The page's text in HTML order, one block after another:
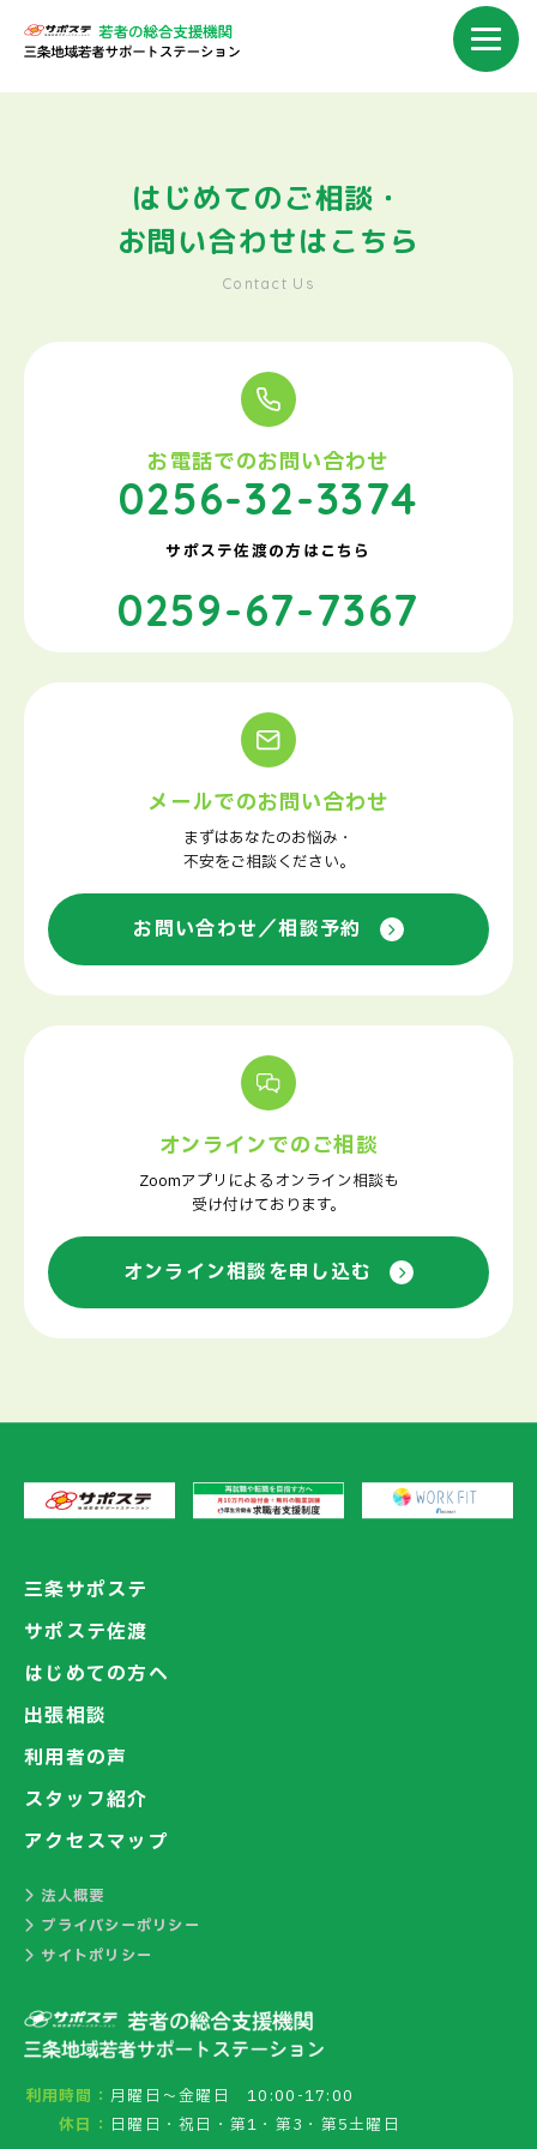
はじめてのご相談・
お問い合わせはこちら
Contact Us
お電話でのお問い合わせ
0256-32-3374
サポステ佐渡の方はこちら
0259-67-7367
メールでのお問い合わせ
まずはあなたのお悩み・
不安をご相談ください。
お問い合わせ／相談予約
オンラインでのご相談
Zoomアプリによるオンライン相談も
受け付けております。
オンライン相談を申し込む
利用時間： 月曜日～金曜日 10:00-17:00
休日： 日曜日・祝日・第1・第3・第5土曜日
三条サポステ
サポステ佐渡
はじめての方へ
出張相談
利用者の声
スタッフ紹介
アクセスマップ
法人概要
プライバシーポリシー
サイトポリシー